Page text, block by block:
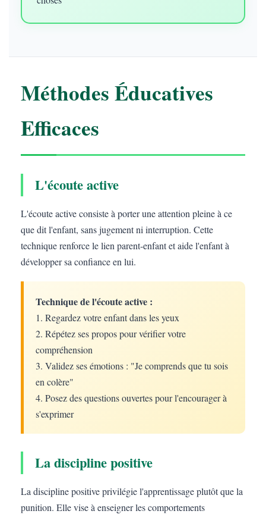
Méthodes Éducatives
Efficaces
L'écoute active
L'écoute active consiste à porter une attention pleine à ce
que dit l'enfant, sans jugement ni interruption. Cette
technique renforce le lien parent-enfant et aide l'enfant à
développer sa confiance en lui.
Technique de l'écoute active :
1. Regardez votre enfant dans les yeux
2. Répétez ses propos pour vérifier votre
compréhension
3. Validez ses émotions : "Je comprends que tu sois
en colère"
4. Posez des questions ouvertes pour l'encourager à
s'exprimer
La discipline positive
La discipline positive privilégie l'apprentissage plutôt que la
punition. Elle vise à enseigner les comportements